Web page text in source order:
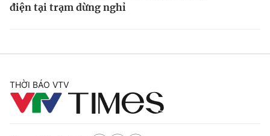
điện tại trạm dừng nghỉ
THỜI BÁO VTV